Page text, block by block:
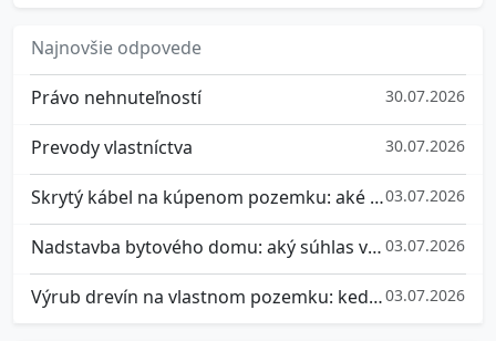
Najnovšie odpovede
Právo nehnuteľností 30.07.2026
Prevody vlastníctva 30.07.2026
Skrytý kábel na kúpenom pozemku: aké máte práva a ako sa brániť03.07.2026
Nadstavba bytového domu: aký súhlas vlastníkov potrebujete a ako sa brániť, ak nesúhlasíte 03.07.2026
Výrub drevín na vlastnom pozemku: kedy potrebujete súhlas a aké pokuty hrozia za nepovolený výrub stromu03.07.2026